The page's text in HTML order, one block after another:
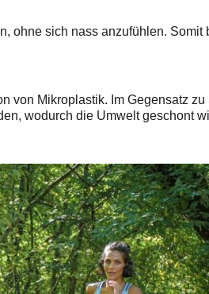
ohne sich nass anzufühlen.
von Mikroplastik. Im Gegensatz
wodurch die Umwelt geschont